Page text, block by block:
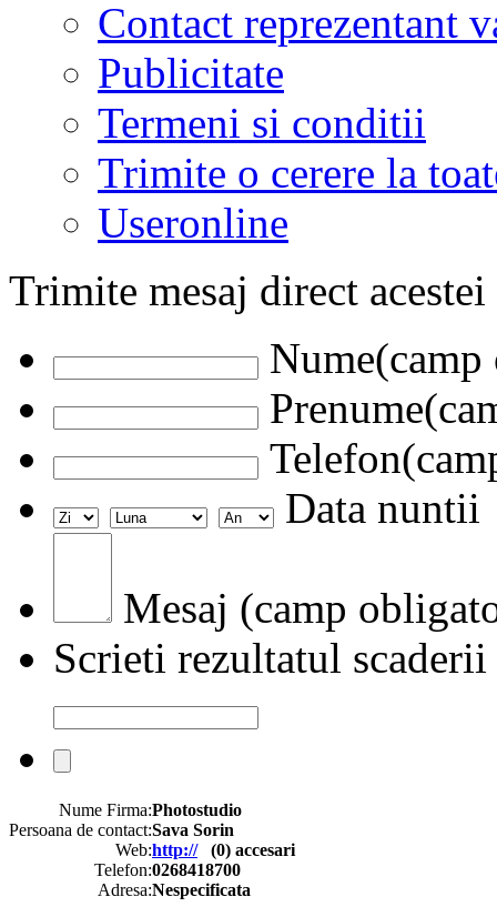
Contact reprezentant
Publicitate
Termeni si conditii
Trimite o cerere la
Useronline
Trimite mesaj direct
Data nuntii
Mesaj (camp
Scrieti rezultatul scaderii
Nume Firma:Photostudio
Persoana de contact:Sava Sorin
Web:http:// (0) accesari
Telefon:0268418700
Adresa:Nespecificata